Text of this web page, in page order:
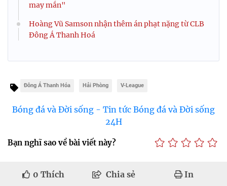
may mắn"
Hoàng Vũ Samson nhận thêm án phạt nặng từ CLB
Đông Á Thanh Hoá
Đông Á Thanh Hóa Hải Phòng V-League
Bóng đá và Đời sống - Tin tức Bóng đá và Đời sống
24H
Bạn nghĩ sao về bài viết này?
0 Thích Chia sẻ In